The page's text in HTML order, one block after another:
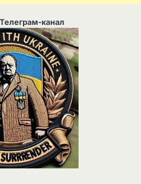
Телеграм-канал